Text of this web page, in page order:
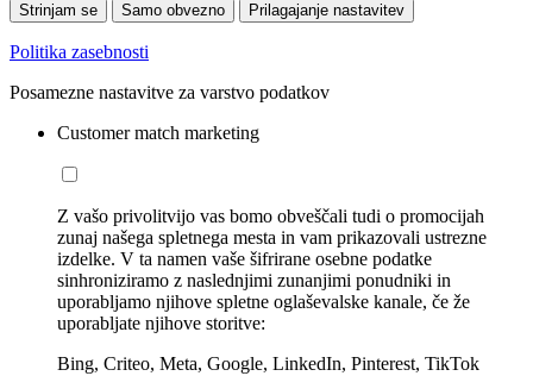
Strinjam se Samo obvezno Prilagajanje nastavitev
Politika zasebnosti
Posamezne nastavitve za varstvo podatkov
Customer match marketing
Z vašo privolitvijo vas bomo obveščali tudi o promocijah
zunaj našega spletnega mesta in vam prikazovali ustrezne
izdelke. V ta namen vaše šifrirane osebne podatke
sinhroniziramo z naslednjimi zunanjimi ponudniki in
uporabljamo njihove spletne oglaševalske kanale, če že
uporabljate njihove storitve:
Bing, Criteo, Meta, Google, LinkedIn, Pinterest, TikTok